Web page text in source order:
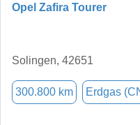
Opel Zafira Tourer
Solingen, 42651
300.800 km Erdgas